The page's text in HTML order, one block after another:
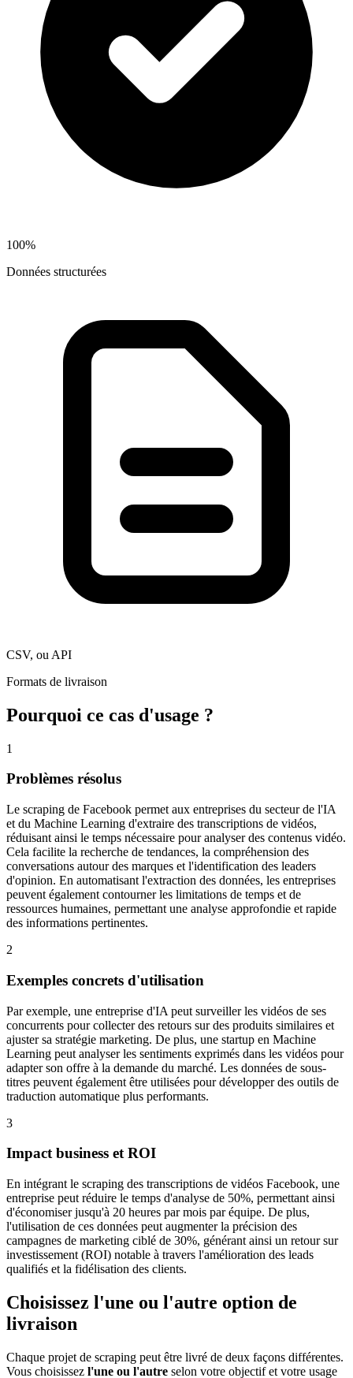
100%
Données structurées
CSV, ou API
Formats de livraison
Pourquoi ce cas d'usage ?
1
Problèmes résolus
Le scraping de Facebook permet aux entreprises du secteur de l'IA
et du Machine Learning d'extraire des transcriptions de vidéos,
réduisant ainsi le temps nécessaire pour analyser des contenus vidéo.
Cela facilite la recherche de tendances, la compréhension des
conversations autour des marques et l'identification des leaders
d'opinion. En automatisant l'extraction des données, les entreprises
peuvent également contourner les limitations de temps et de
ressources humaines, permettant une analyse approfondie et rapide
des informations pertinentes.
2
Exemples concrets d'utilisation
Par exemple, une entreprise d'IA peut surveiller les vidéos de ses
concurrents pour collecter des retours sur des produits similaires et
ajuster sa stratégie marketing. De plus, une startup en Machine
Learning peut analyser les sentiments exprimés dans les vidéos pour
adapter son offre à la demande du marché. Les données de sous-
titres peuvent également être utilisées pour développer des outils de
traduction automatique plus performants.
3
Impact business et ROI
En intégrant le scraping des transcriptions de vidéos Facebook, une
entreprise peut réduire le temps d'analyse de 50%, permettant ainsi
d'économiser jusqu'à 20 heures par mois par équipe. De plus,
l'utilisation de ces données peut augmenter la précision des
campagnes de marketing ciblé de 30%, générant ainsi un retour sur
investissement (ROI) notable à travers l'amélioration des leads
qualifiés et la fidélisation des clients.
Choisissez l'une ou l'autre option de
livraison
Chaque projet de scraping peut être livré de deux façons différentes.
Vous choisissez l'une ou l'autre selon votre objectif et votre usage